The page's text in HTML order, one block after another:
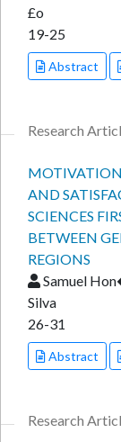
£o
19-25
Abstract
Research
AND
SCIENCES
BETWEEN
REGIONS
Samuel
Silva
26-31
Abstract
Research